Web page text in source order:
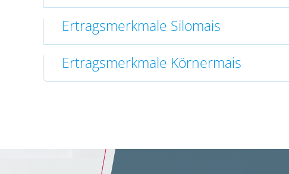
Ertragsmerkmale Silomais
Ertragsmerkmale Körnermais